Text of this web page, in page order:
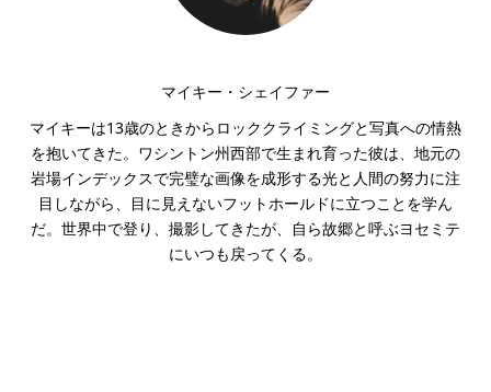
マイキー・シェイファー
マイキーは13歳のときからロッククライミングと写真への情熱
を抱いてきた。ワシントン州西部で生まれ育った彼は、地元の
岩場インデックスで完璧な画像を成形する光と人間の努力に注
目しながら、目に見えないフットホールドに立つことを学ん
だ。世界中で登り、撮影してきたが、自ら故郷と呼ぶヨセミテ
にいつも戻ってくる。